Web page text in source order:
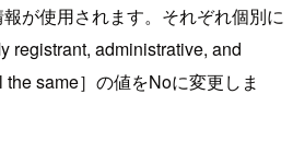
が使用されます。それぞれ個別に
registrant, administrative, and
same］の値をNoに変更しま